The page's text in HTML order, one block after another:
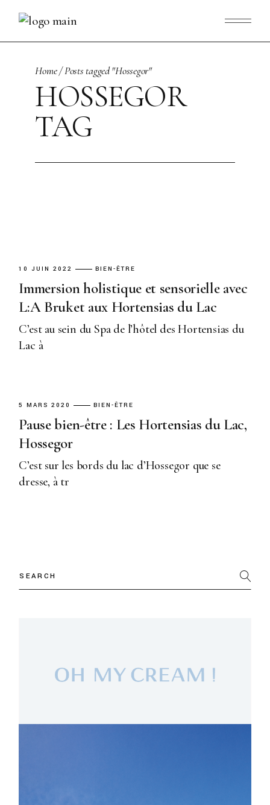
content
Home Posts tagged "Hossegor"
HOSSEGOR
TAG
10 JUIN 2022 BIEN-ÊTRE
Immersion holistique et sensorielle avec
L:A Bruket aux Hortensias du Lac
C’est au sein du Spa de l’hôtel des Hortensias du
Lac à
5 MARS 2020 BIEN-ÊTRE
Pause bien-être : Les Hortensias du Lac,
Hossegor
C’est sur les bords du lac d’Hossegor que se
dresse, à tr